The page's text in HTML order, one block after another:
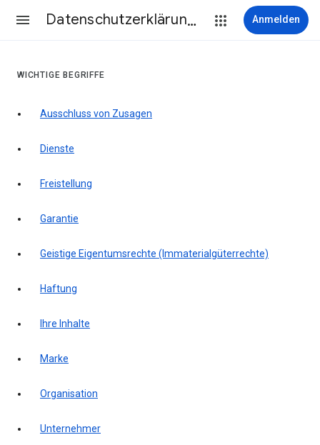
Datenschutzerklärung & Nutzungsbedingungen Anmelden
WICHTIGE BEGRIFFE
Ausschluss von Zusagen
Dienste
Freistellung
Garantie
Geistige Eigentumsrechte (Immaterialgüterrechte)
Haftung
Ihre Inhalte
Marke
Organisation
Unternehmer